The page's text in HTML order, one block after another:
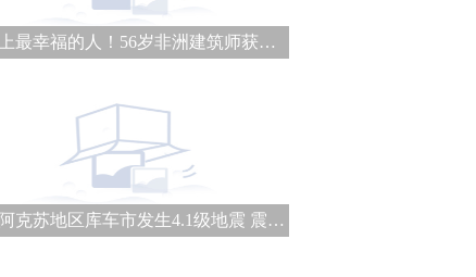
地球上最幸福的人！56岁非洲建筑师获普利兹克建筑奖
新疆阿克苏地区库车市发生4.1级地震 震源深度21千米